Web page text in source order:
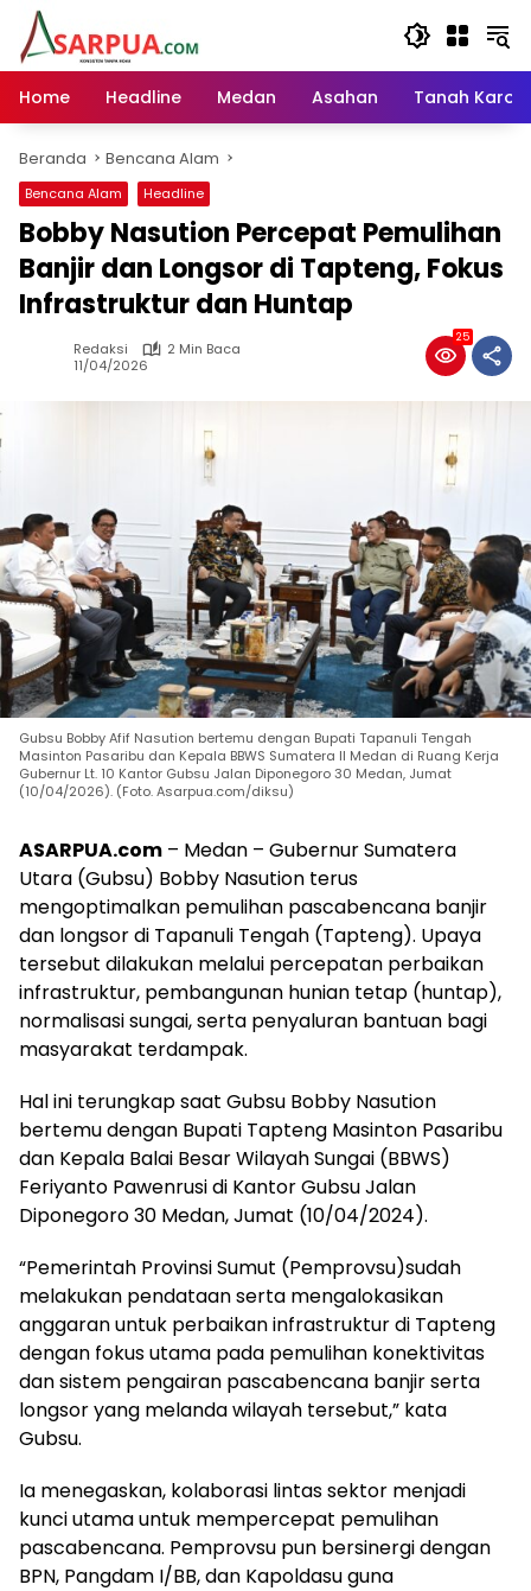
Langsung
konten
Home
Headline Medan Asahan Tanah Karo
Beranda Bencana Alam
Bencana Alam Headline
Bobby Nasution Percepat Pemulihan
Banjir dan Longsor di Tapteng, Fokus
Infrastruktur dan Huntap
Redaksi
2 Min Baca
11/04/2026
25
Gubsu Bobby Afif Nasution bertemu dengan Bupati Tapanuli Tengah
Masinton Pasaribu dan Kepala BBWS Sumatera II Medan di Ruang Kerja
Gubernur Lt. 10 Kantor Gubsu Jalan Diponegoro 30 Medan, Jumat
(10/04/2026). (Foto. Asarpua.com/diksu)
ASARPUA.com – Medan – Gubernur Sumatera
Utara (Gubsu) Bobby Nasution terus
mengoptimalkan pemulihan pascabencana banjir
dan longsor di Tapanuli Tengah (Tapteng). Upaya
tersebut dilakukan melalui percepatan perbaikan
infrastruktur, pembangunan hunian tetap (huntap),
normalisasi sungai, serta penyaluran bantuan bagi
masyarakat terdampak.
Hal ini terungkap saat Gubsu Bobby Nasution
bertemu dengan Bupati Tapteng Masinton Pasaribu
dan Kepala Balai Besar Wilayah Sungai (BBWS)
Feriyanto Pawenrusi di Kantor Gubsu Jalan
Diponegoro 30 Medan, Jumat (10/04/2024).
“Pemerintah Provinsi Sumut (Pemprovsu)sudah
melakukan pendataan serta mengalokasikan
anggaran untuk perbaikan infrastruktur di Tapteng
dengan fokus utama pada pemulihan konektivitas
dan sistem pengairan pascabencana banjir serta
longsor yang melanda wilayah tersebut,” kata
Gubsu.
Ia menegaskan, kolaborasi lintas sektor menjadi
kunci utama untuk mempercepat pemulihan
pascabencana. Pemprovsu pun bersinergi dengan
BPN, Pangdam I/BB, dan Kapoldasu guna